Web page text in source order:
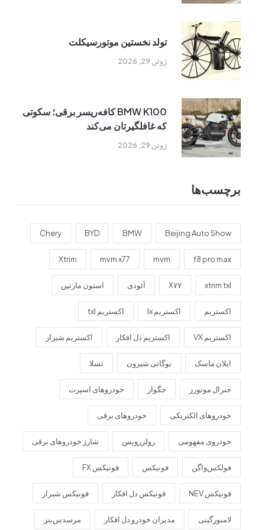
ژوئن 29, 2026
تولد نخستین موتورسیکلت
ژوئن 29, 2026
BMW K100 کافه‌ریسر برقی؛ سکوتی
که غافلگیرتان می‌کند
برچسب‌ها
Beijing Auto Show
BMW
BYD
Chery
f8 pro max
mvm
mvm x77
Xtrim
xtrim txl X۷۷ آئودی استون مارتین
اکستریم اکستریم lx اکستریم txl
اکستریم VX اکستریم دل افکار اکستریم شیراز
ایلان ماسک بوگاتی شیرون تسلا
جنرال موتورز جگوار خودروهای اسپرت
خودروهای الکتریکی خودروهای برقی
خودروی مفهومی رولزرویس شارژ خودروهای برقی
فولکس‌واگن فونیکس فونیکس FX
فونیکس NEV فونیکس دل افکار فونیکس شیراز
لامبورگینی مدیران خودرو دل افکار مرسدس‌بنز